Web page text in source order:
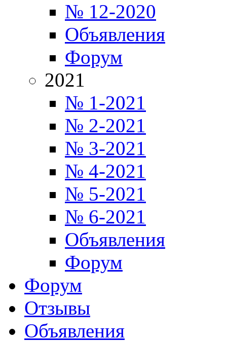
№ 12-2020
Объявления
Форум
2021
№ 1-2021
№ 2-2021
№ 3-2021
№ 4-2021
№ 5-2021
№ 6-2021
Объявления
Форум
Форум
Отзывы
Объявления